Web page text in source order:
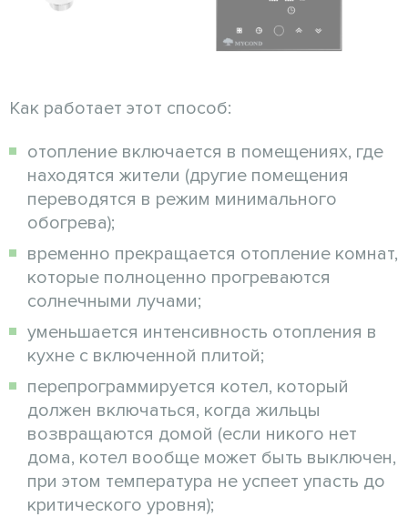
Как работает этот способ:
отопление включается в помещениях, где
находятся жители (другие помещения
переводятся в режим минимального
обогрева);
временно прекращается отопление комнат,
которые полноценно прогреваются
солнечными лучами;
уменьшается интенсивность отопления в
кухне с включенной плитой;
перепрограммируется котел, который
должен включаться, когда жильцы
возвращаются домой (если никого нет
дома, котел вообще может быть выключен,
при этом температура не успеет упасть до
критического уровня);